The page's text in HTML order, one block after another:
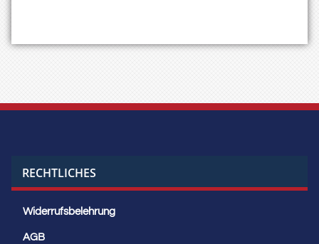
RECHTLICHES
Widerrufsbelehrung
AGB